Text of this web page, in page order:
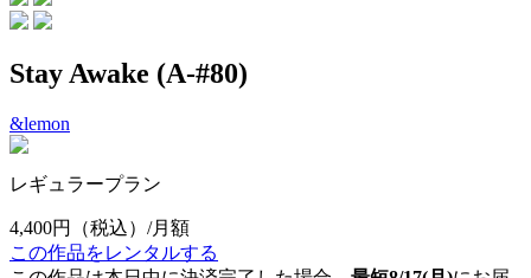
Stay Awake (A-#80)
&lemon
レギュラープラン
4,400円
（税込）/月額
この作品をレンタルする